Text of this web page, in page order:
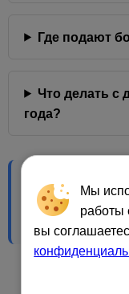
Где подают
Что делать с
года?
Краткий FAQ по
ENK и AS,
отчётность,
Мы
работы
вы